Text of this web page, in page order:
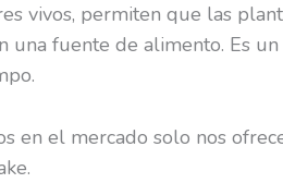
vivos, permiten que las
una fuente de alimento. Es
en el mercado solo nos